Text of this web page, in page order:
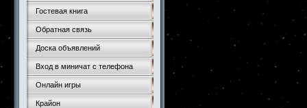
Гостевая книга
Обратная связь
Доска объявлений
Вход в миничат с телефона
Онлайн игры
Крайон